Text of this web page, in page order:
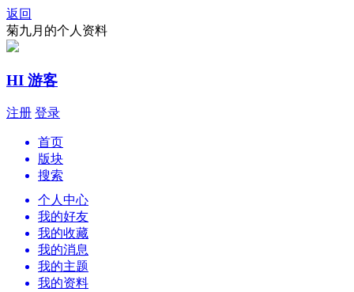
返回
菊九月的个人资料
HI 游客
注册 登录
首页
版块
搜索
个人中心
我的好友
我的收藏
我的消息
我的主题
我的资料